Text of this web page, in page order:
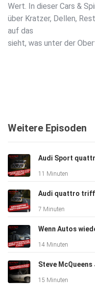
Wert. In dieser Cars &
über Kratzer, Dellen,
auf das
sieht, was unter der
Weitere Episoden
11 Minuten
7 Minuten
14 Minuten
15 Minuten